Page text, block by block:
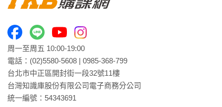
周一至周五 10:00-19:00
電話： (02)5580-5608 | 0985-368-799
台北市中正區開封街一段32號11樓
台灣知識庫股份有限公司電子商務分公司
統一編號：54343691